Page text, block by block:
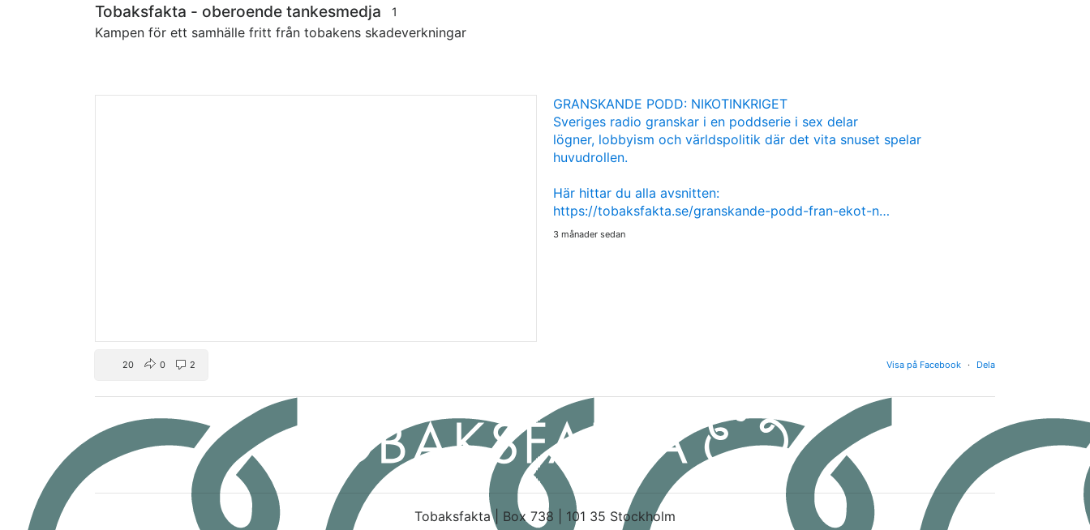
Tobaksfakta - oberoende tankesmedja 1
Kampen för ett samhälle fritt från tobakens skadeverkningar
GRANSKANDE PODD: NIKOTINKRIGET
Sveriges radio granskar i en poddserie i sex delar
lögner, lobbyism och världspolitik där det vita snuset spelar
huvudrollen.
Här hittar du alla avsnitten:
https://tobaksfakta.se/granskande-podd-fran-ekot-n…
3 månader sedan
Visa på Facebook · Dela
20 0 2
Tobaksfakta | Box 738 | 101 35 Stockholm